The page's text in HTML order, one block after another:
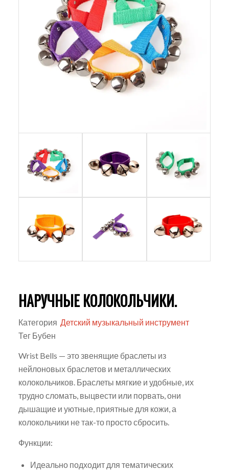
НАРУЧНЫЕ КОЛОКОЛЬЧИКИ.
Категория Детский музыкальный инструмент
Тег Бубен
Wrist Bells — это звенящие браслеты из
нейлоновых браслетов и металлических
колокольчиков. Браслеты мягкие и удобные, их
трудно сломать, выцвести или порвать, они
дышащие и уютные, приятные для кожи, а
колокольчики не так-то просто сбросить.
Функции:
Идеально подходит для тематических